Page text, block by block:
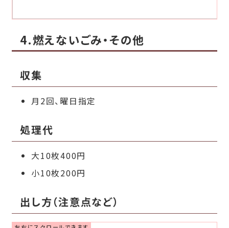
4.燃えないごみ・その他
収集
月2回、曜日指定
処理代
大10枚400円
小10枚200円
出し方（注意点など）